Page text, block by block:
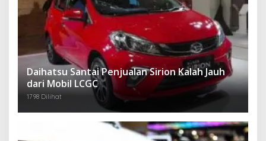
Daihatsu Santai Penjualan Sirion Kalah Jauh
dari Mobil LCGC
1798 Dilihat